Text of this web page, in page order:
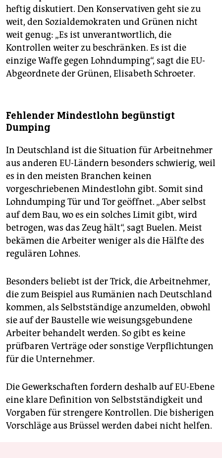
heftig diskutiert. Den Konservativen geht sie zu
weit, den Sozialdemokraten und Grünen nicht
weit genug: „Es ist unverantwortlich, die
Kontrollen weiter zu beschränken. Es ist die
einzige Waffe gegen Lohndumping“, sagt die EU-
Abgeordnete der Grünen, Elisabeth Schroeter.
Fehlender Mindestlohn begünstigt
Dumping
In Deutschland ist die Situation für Arbeitnehmer
aus anderen EU-Ländern besonders schwierig, weil
es in den meisten Branchen keinen
vorgeschriebenen Mindestlohn gibt. Somit sind
Lohndumping Tür und Tor geöffnet. „Aber selbst
auf dem Bau, wo es ein solches Limit gibt, wird
betrogen, was das Zeug hält“, sagt Buelen. Meist
bekämen die Arbeiter weniger als die Hälfte des
regulären Lohnes.
Besonders beliebt ist der Trick, die Arbeitnehmer,
die zum Beispiel aus Rumänien nach Deutschland
kommen, als Selbstständige anzumelden, obwohl
sie auf der Baustelle wie weisungsgebundene
Arbeiter behandelt werden. So gibt es keine
prüfbaren Verträge oder sonstige Verpflichtungen
für die Unternehmer.
Die Gewerkschaften fordern deshalb auf EU-Ebene
eine klare Definition von Selbstständigkeit und
Vorgaben für strengere Kontrollen. Die bisherigen
Vorschläge aus Brüssel werden dabei nicht helfen.